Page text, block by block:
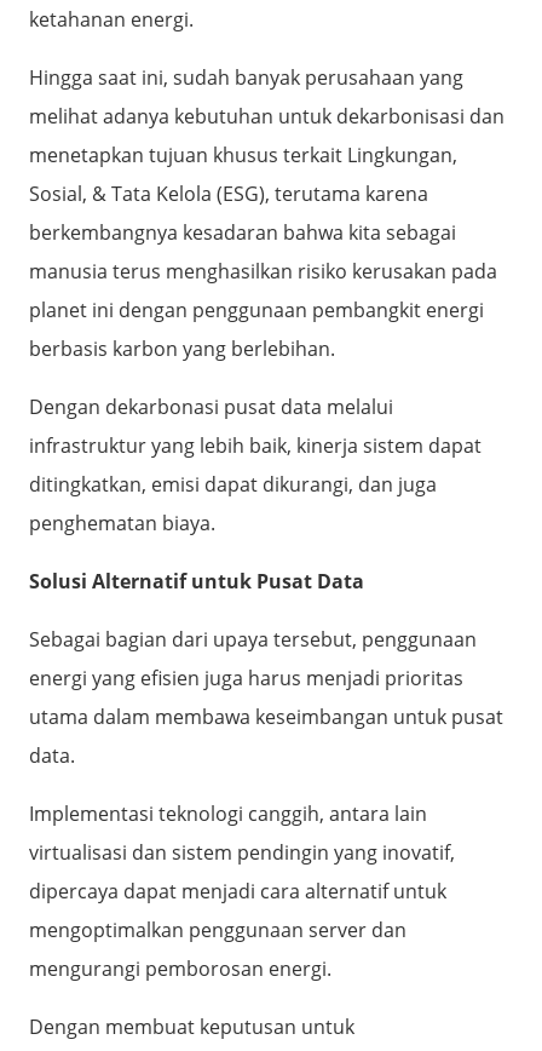
ketahanan energi.
Hingga saat ini, sudah banyak perusahaan yang
melihat adanya kebutuhan untuk dekarbonisasi dan
menetapkan tujuan khusus terkait Lingkungan,
Sosial, & Tata Kelola (ESG), terutama karena
berkembangnya kesadaran bahwa kita sebagai
manusia terus menghasilkan risiko kerusakan pada
planet ini dengan penggunaan pembangkit energi
berbasis karbon yang berlebihan.
Dengan dekarbonasi pusat data melalui
infrastruktur yang lebih baik, kinerja sistem dapat
ditingkatkan, emisi dapat dikurangi, dan juga
penghematan biaya.
Solusi Alternatif untuk Pusat Data
Sebagai bagian dari upaya tersebut, penggunaan
energi yang efisien juga harus menjadi prioritas
utama dalam membawa keseimbangan untuk pusat
data.
Implementasi teknologi canggih, antara lain
virtualisasi dan sistem pendingin yang inovatif,
dipercaya dapat menjadi cara alternatif untuk
mengoptimalkan penggunaan server dan
mengurangi pemborosan energi.
Dengan membuat keputusan untuk